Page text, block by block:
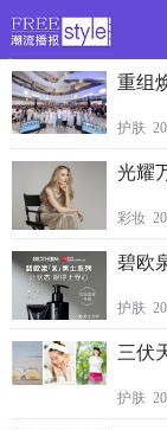
>
重组
护肤
光耀
彩妆
碧欧
护肤
三伏
护肤